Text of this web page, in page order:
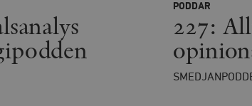
PODDAR
227:
__cf_bm
Inc.